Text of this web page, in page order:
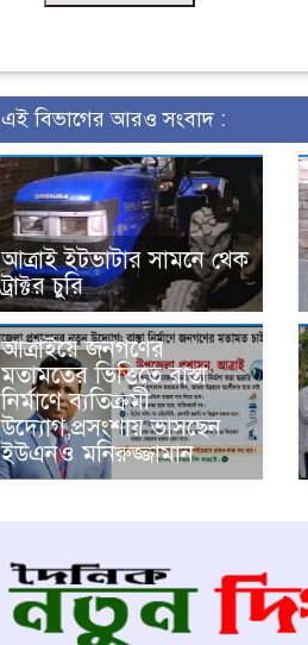
এই বিভাগের আরও সংবাদ :
আত্রাই ইটভাটার সামনে থেক
ট্রাক্টর চুরি
আত্রাইয়ে জনগণের
মতামতের ভিত্তিতে রাস্তা
নির্মাণে ব্যতিক্রমী
উদ্যোগ,প্রসংশায় ভাসছেন
ইউএনও মনিরুজ্জামান